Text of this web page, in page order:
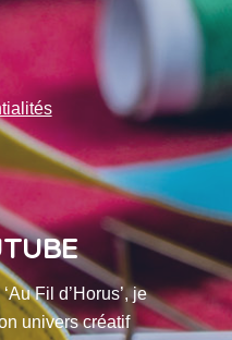
Fil d’Horus’, je
univers créatif